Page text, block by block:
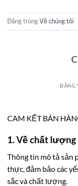
Đăng trongVề chúng tôi
ĐĂNG
CAM KẾT BÁN
1. Về chất lượng
Thông tin mô tả sản
thực, đảm bảo các
sắc và chất lượng.